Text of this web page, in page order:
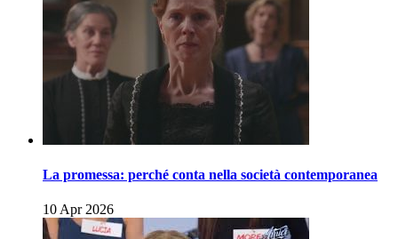
La promessa: perché conta nella società contemporanea
10 Apr 2026